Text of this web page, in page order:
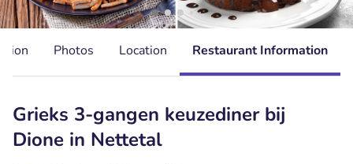
Photos Location Restaurant Information
Grieks 3-gangen keuzediner bij
Dione in Nettetal